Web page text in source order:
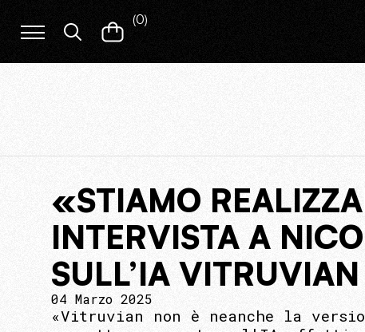
(0)
«STIAMO
INTERVISTA A
SULL’IA VITRUVIAN
04 Marzo 2025
«Vitruvian non è neanche la